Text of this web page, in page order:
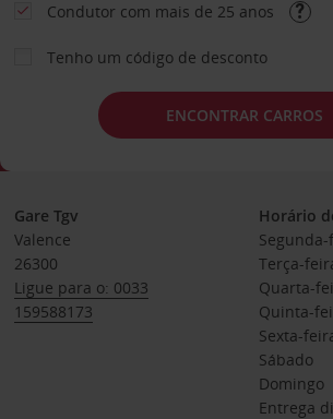
Condutor com mais de 25 anos
Tenho um código de desconto
ENCONTRAR CARROS
Gare Tgv
Valence
26300
Ligue para o: 0033
159588173
Horário
Terça-
Quarta-
Quinta-
Sexta-
Sábado
Domingo
Entrega